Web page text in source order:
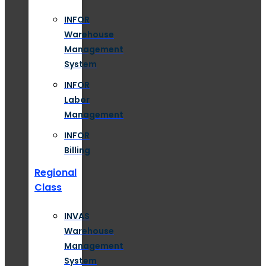
INFOR
Warehouse
Management
System
INFOR
Labor
Management
INFOR
Billing
Regional
Class
INVAS
Warehouse
Management
System